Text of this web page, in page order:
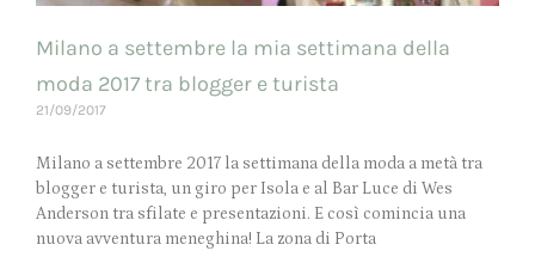
Milano a settembre la mia settimana della
moda 2017 tra blogger e turista
21/09/2017
Milano a settembre 2017 la settimana della moda a metà tra
blogger e turista, un giro per Isola e al Bar Luce di Wes
Anderson tra sfilate e presentazioni. E così comincia una
nuova avventura meneghina! La zona di Porta